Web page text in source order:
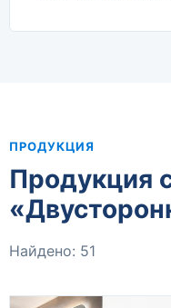
ПРОДУКЦИЯ
Продукция
Найдено: 51